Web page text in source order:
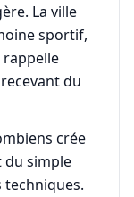
La ville
sportif,
rappelle
du
crée
du simple